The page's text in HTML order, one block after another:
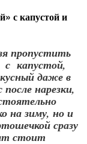
с капустой и
пропустить
с капустой,
даже в
нарезки,
на зиму, но и
сразу
стоит